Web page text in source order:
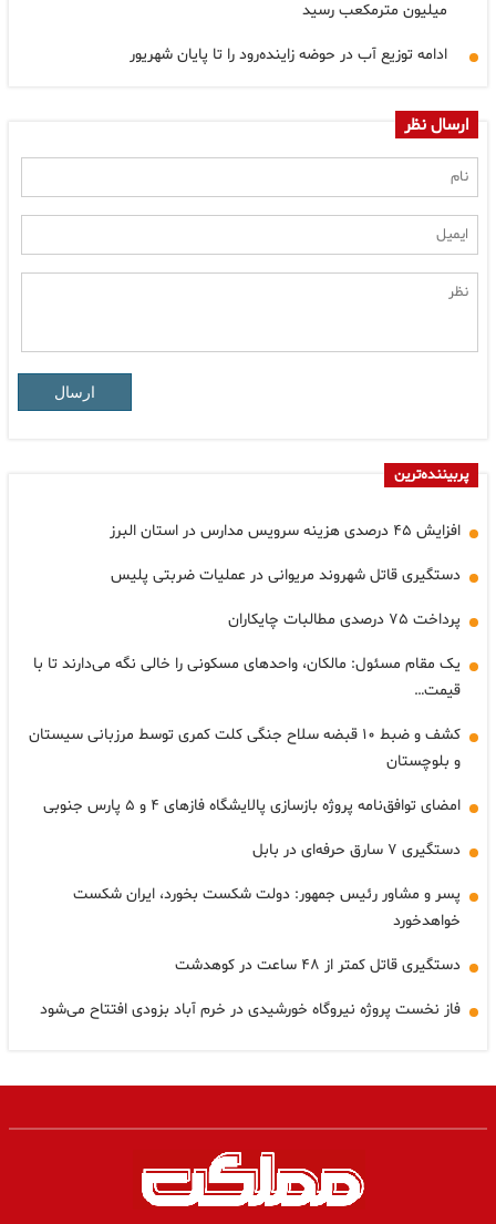
میلیون مترمکعب رسید
ادامه توزیع آب در حوضه زاینده‌رود را تا پایان شهریور
ارسال نظر
ارسال
پربیننده‌ترین
افزایش ۴۵ درصدی هزینه سرویس مدارس در استان البرز
دستگیری قاتل شهروند مریوانی در عملیات ضربتی پلیس
پرداخت ۷۵ درصدی مطالبات چایکاران
یک مقام مسئول: مالکان، واحدهای مسکونی را خالی نگه می‌دارند تا با
قیمت…
کشف و ضبط ۱۰ قبضه سلاح جنگی کلت کمری توسط مرزبانی سیستان
و بلوچستان
امضای توافق‌نامه پروژه بازسازی پالایشگاه فازهای ۴ و ۵ پارس جنوبی
دستگیری ۷ سارق حرفه‌ای در بابل
پسر و مشاور رئیس جمهور: دولت شکست بخورد، ایران شکست
خواهدخورد
دستگیری قاتل کمتر از ۴۸ ساعت در کوهدشت
فاز نخست پروژه نیروگاه خورشیدی در خرم آباد بزودی افتتاح می‌شود